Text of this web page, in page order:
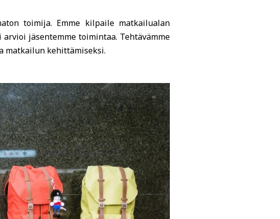
toimija. Emme kilpaile matkailualan
jäsentemme toimintaa. Tehtävämme
matkailun kehittämiseksi.